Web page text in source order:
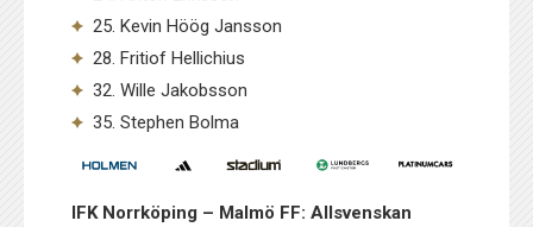
25. Kevin Höög Jansson
28. Fritiof Hellichius
32. Wille Jakobsson
35. Stephen Bolma
IFK Norrköping – Malmö FF: Allsvenskan